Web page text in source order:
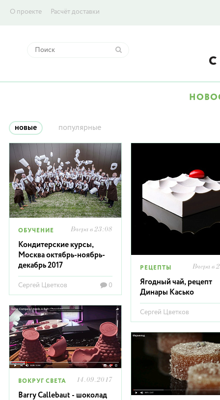
О проекте Расчёт доставки
новые популярные
ОБУЧЕНИЕ Вчера в 23:08
Кондитерские курсы,
Москва октябрь-ноябрь-
декабрь 2017
Сергей Цветков 0
РЕЦЕПТЫ Вчера в
Ягодный чай, рецепт
Динары Касько
Сергей Цветков
ВОКРУГ СВЕТА 14.09.2017
Barry Callebaut - шоколад